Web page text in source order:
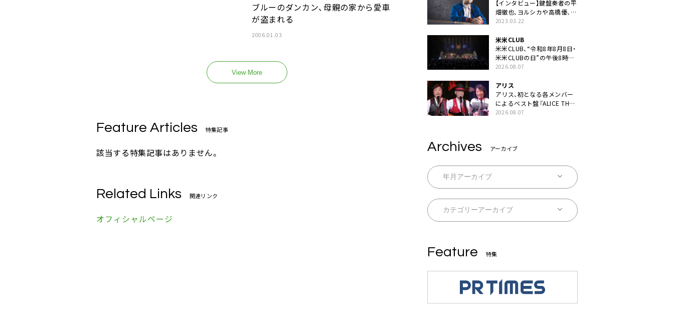
ブルーのダンカン、母親の家から愛車
が盗まれる
2006.01.03
View More
Feature Articles 特集記事
該当する特集記事はありません。
Related Links 関連リンク
オフィシャルページ
【インタビュー】鍵盤奏者の平
畑徹也、ヨルシカや高橋優、キ
タニタツヤなど9名のゲスト
生の総括「自分自身を再確認
できた」
2023.03.22
米米CLUB
米米CLUB、“令和8年8月8日・
米米CLUBの日”の午後8時に
40周年ライブより「FANtachy
2026.08.07
アリス
アリス、初となる各メンバー
によるベスト盤『ALICE THE
BEST “TORILOGY”』リリー
2026.08.07
Archives アーカイブ
Feature 特集